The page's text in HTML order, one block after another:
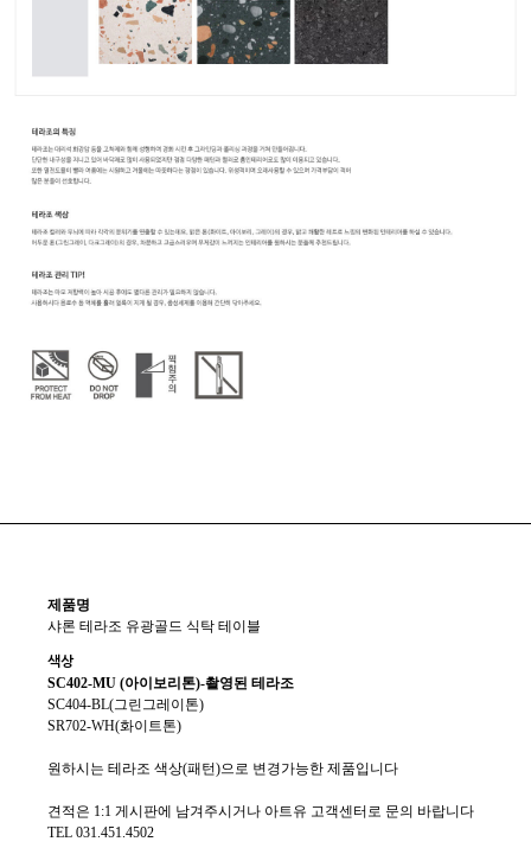
제품명
샤론 테라조 유광골드 식탁 테이블
색상
SC402-MU (아이보리톤)-촬영된 테라조
SC404-BL(그린그레이톤)
SR702-WH(화이트톤)
원하시는 테라조 색상(패턴)으로 변경가능한 제품입니다
견적은 1:1 게시판에 남겨주시거나 아트유 고객센터로 문의 바랍니다
TEL 031.451.4502